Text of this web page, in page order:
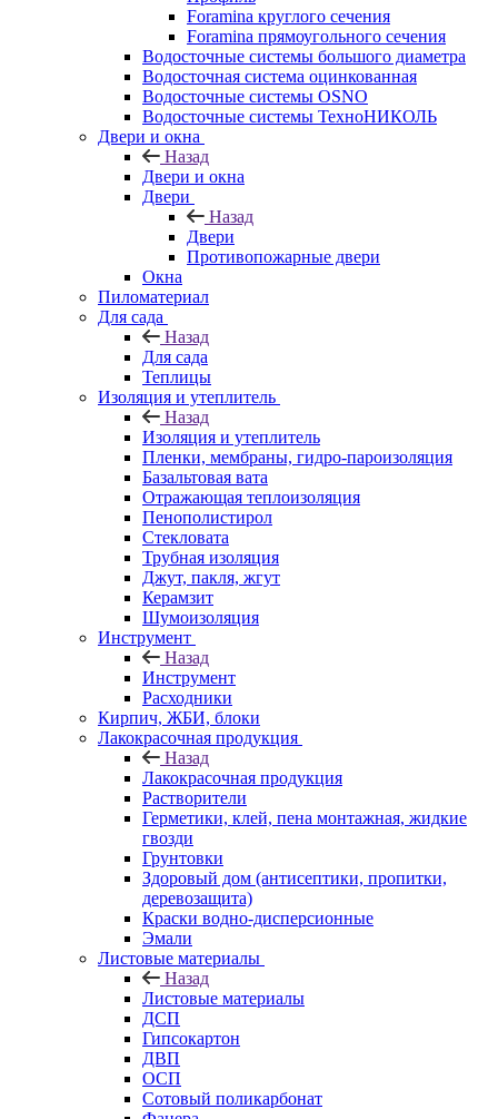
Foramina круглого сечения
Foramina прямоугольного сечения
Водосточные системы большого диаметра
Водосточная система оцинкованная
Водосточные системы OSNO
Водосточные системы ТехноНИКОЛЬ
Двери и окна
Назад
Двери и окна
Двери
Назад
Двери
Противопожарные двери
Окна
Пиломатериал
Для сада
Назад
Для сада
Теплицы
Изоляция и утеплитель
Назад
Изоляция и утеплитель
Пленки, мембраны, гидро-пароизоляция
Базальтовая вата
Отражающая теплоизоляция
Пенополистирол
Стекловата
Трубная изоляция
Джут, пакля, жгут
Керамзит
Шумоизоляция
Инструмент
Назад
Инструмент
Расходники
Кирпич, ЖБИ, блоки
Лакокрасочная продукция
Назад
Лакокрасочная продукция
Растворители
Герметики, клей, пена монтажная, жидкие
гвозди
Грунтовки
Здоровый дом (антисептики, пропитки,
деревозащита)
Краски водно-дисперсионные
Эмали
Листовые материалы
Назад
Листовые материалы
ДСП
Гипсокартон
ДВП
ОСП
Сотовый поликарбонат